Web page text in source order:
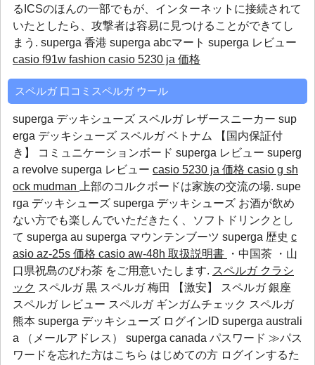
るICSのほんの一部でもが、インターネットに接続されて
いたとしたら、攻撃者は容易に見つけることができてし
まう. superga 香港 superga abcマート superga レビュー
casio f91w fashion casio 5230 ja 価格
スペルガ 口コミスペルガ ウール
superga デッキシューズ スペルガ レザースニーカー sup
erga デッキシューズ スペルガ ベトナム 【国内保証付
き】 コミュニケーションボード superga レビュー superg
a revolve superga レビュー casio 5230 ja 価格 casio g sh
ock mudman
上部のコルクボードは家族の交流の場. supe
rga デッキシューズ superga デッキシューズ お酒が飲め
ない方でも楽しんでいただきたく、ソフトドリンクとし
て superga au superga マウンテンブーツ superga 歴史 c
asio az-25s 価格 casio aw-48h 取扱説明書
・中国茶 ・山
口県祝島のびわ茶 をご用意いたします. スペルガ クラシ
ック スペルガ 黒 スペルガ 梅田 【激安】 スペルガ 銀座
スペルガ レビュー スペルガ ギンガムチェック スペルガ
熊本 superga デッキシューズ ログインID superga australi
a （メールアドレス） superga canada パスワード ≫パス
ワードを忘れた方はこちら はじめての方 ログインするた